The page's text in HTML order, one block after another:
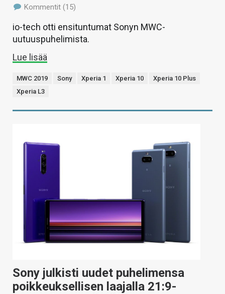
Kommentit (15)
io-tech otti ensituntumat Sonyn MWC-
uutuuspuhelimista.
Lue lisää
MWC 2019 Sony Xperia 1 Xperia 10
Xperia 10 Plus
Xperia L3
Sony julkisti uudet puhelimensa
poikkeuksellisen laajalla 21:9-